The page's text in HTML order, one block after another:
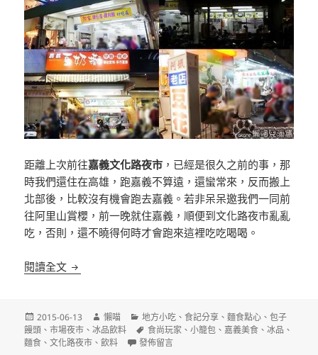
距離上次前往嘉義文化路夜市 ，已經是很久之前的事，那
時我們還住在高雄，跑嘉義不算遠，還蠻常來，反而搬上
北部後，比較沒有機會跑去嘉義。若非呆呆邀我們一同前
往阿里山賞櫻，前一晚就住嘉義，順便到文化路夜市亂亂
吃，否則，還不曉得何時才會跑來這裡吃吃喝喝。
閱讀全文 [嘉義]文化路夜市：郭家粿仔湯雞肉飯、好味道餐飲
發
佈
日
2015-06-13
作
者
懶喵
分
類
地方小吃 、食記分享 、麵食點心 、包子
饅頭 、市場夜市 、冰品飲料
標
籤
食尚玩家 、小籠包 、嘉義美食 、冰品 、
麵食 、文化路夜市 、飲料 在〈[嘉義]文化路夜市：郭家粿仔湯雞肉飯、
發佈留言